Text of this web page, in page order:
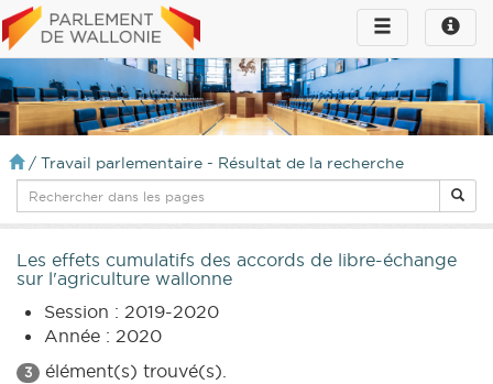
Toggle
infos
Toggle
navigation
/ Travail parlementaire - Résultat de la recherche
Les effets cumulatifs des accords de libre-échange
sur l'agriculture wallonne
Session : 2019-2020
Année : 2020
3 élément(s) trouvé(s).